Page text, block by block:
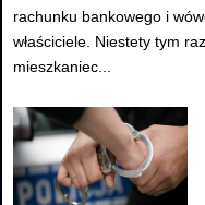
rachunku bankowego i
właściciele. Niestety tym
mieszkaniec...